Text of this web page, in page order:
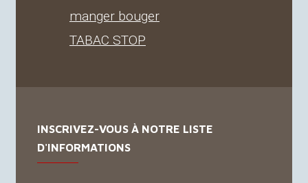
manger bouger
TABAC STOP
INSCRIVEZ-VOUS À NOTRE LISTE
D'INFORMATIONS